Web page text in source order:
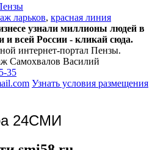
ларьков, красная линия
узнали миллионы людей в
и всей России - кликай сюда.
интернет-портал Пензы.
Самохвалов Василий
35
Узнать условия размещения
24СМИ